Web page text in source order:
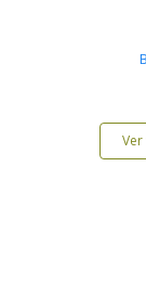
Ver